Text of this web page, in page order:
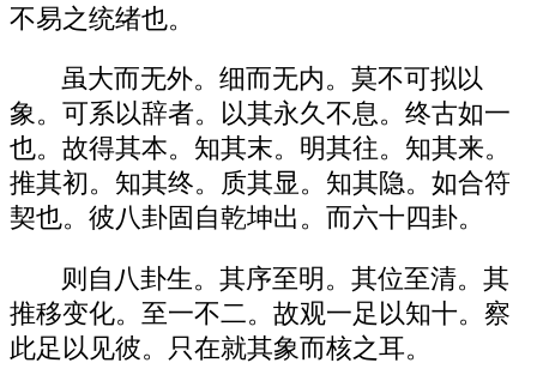
不易之统绪也。
虽大而无外。细而无内。莫不可拟以
象。可系以辞者。以其永久不息。终古如一
也。故得其本。知其末。明其往。知其来。
推其初。知其终。质其显。知其隐。如合符
契也。彼八卦固自乾坤出。而六十四卦。
则自八卦生。其序至明。其位至清。其
推移变化。至一不二。故观一足以知十。察
此足以见彼。只在就其象而核之耳。